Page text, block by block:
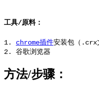
工具/原料：
1. chrome插件安装包（.crx
2. 谷歌浏览器
方法/步骤：